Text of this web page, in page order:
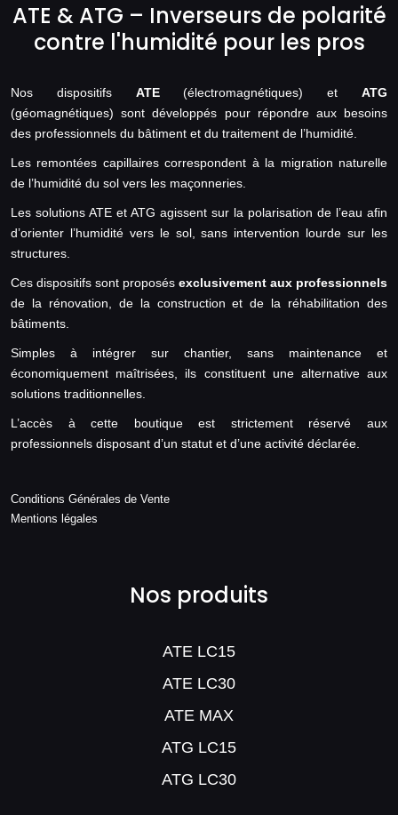
ATE & ATG – Inverseurs de polarité
contre l'humidité pour les pros
Nos dispositifs ATE(électromagnétiques) etATG
(géomagnétiques) sont développés pour répondre aux besoins
des professionnels du bâtiment et du traitement de l’humidité.
Les remontées capillaires correspondent à la migration naturelle
de l’humidité du sol vers les maçonneries.
Les solutions ATE et ATG agissent sur la polarisation de l’eau afin
d’orienter l’humidité vers le sol, sans intervention lourde sur les
structures.
Ces dispositifs sont proposés exclusivement aux professionnels
de la rénovation, de la construction et de la réhabilitation des
bâtiments.
Simples à intégrer sur chantier, sans maintenance et
économiquement maîtrisées, ils constituent une alternative aux
solutions traditionnelles.
L’accès à cette boutique est strictement réservé aux
professionnels disposant d’un statut et d’une activité déclarée.
Conditions Générales de Vente
Mentions légales
Nos produits
ATE LC15
ATE LC30
ATE MAX
ATG LC15
ATG LC30